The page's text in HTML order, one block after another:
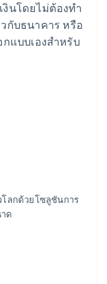
งินโดยไม่ต้องทำ
กับธนาคาร หรือ
แบบเองสำหรับ
ลกด้วยโซลูชันการ
ด